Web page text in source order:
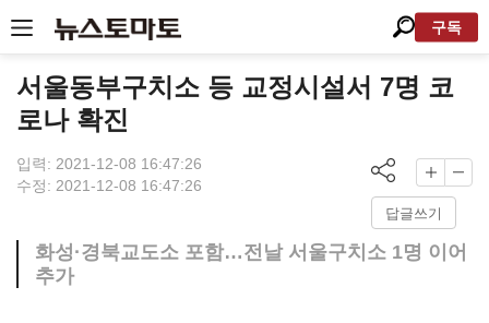
구독
서울동부구치소 등 교정시설서 7명 코
로나 확진
입력: 2021-12-08 16:47:26
수정: 2021-12-08 16:47:26
답글쓰기
화성·경북교도소 포함…전날 서울구치소 1명 이어
추가